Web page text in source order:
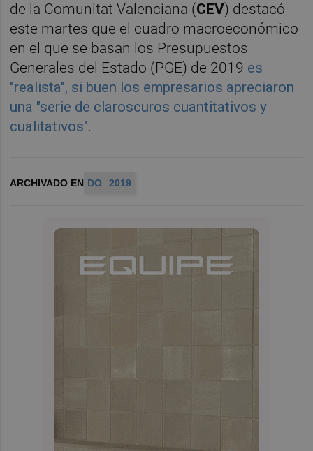
de la Comunitat Valenciana (CEV) destacó
este martes que el cuadro macroeconómico
en el que se basan los Presupuestos
Generales del Estado (PGE) de 2019 es
"realista", si buen los empresarios apreciaron
una "serie de claroscuros cuantitativos y
cualitativos".
ARCHIVADO EN DO 2019